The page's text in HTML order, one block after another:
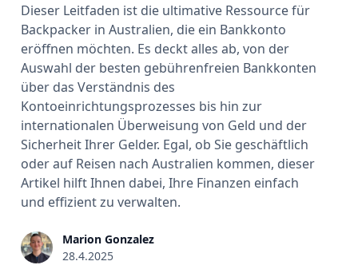
Dieser Leitfaden ist die ultimative Ressource für
Backpacker in Australien, die ein Bankkonto
eröffnen möchten. Es deckt alles ab, von der
Auswahl der besten gebührenfreien Bankkonten
über das Verständnis des
Kontoeinrichtungsprozesses bis hin zur
internationalen Überweisung von Geld und der
Sicherheit Ihrer Gelder. Egal, ob Sie geschäftlich
oder auf Reisen nach Australien kommen, dieser
Artikel hilft Ihnen dabei, Ihre Finanzen einfach
und effizient zu verwalten.
Marion Gonzalez
28.4.2025